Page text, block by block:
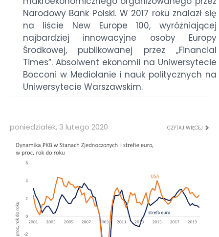
Narodowy Bank Polski. W 2017 roku znalazł się
na liście New Europe 100, wyróżniającej
najbardziej innowacyjne osoby Europy
Środkowej, publikowanej przez „Financial
Times”. Absolwent ekonomii na Uniwersytecie
Bocconi w Mediolanie i nauk politycznych na
Uniwersytecie Warszawskim.
poniedziałek, 3 lutego 2020 CZYTAJ WIĘCEJ